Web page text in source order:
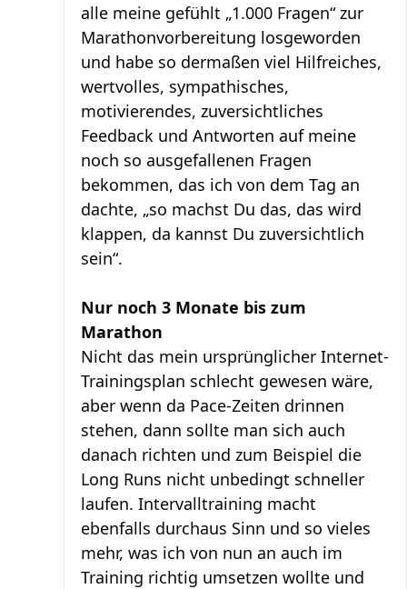
alle meine gefühlt „1.000 Fragen“ zur
Marathonvorbereitung losgeworden
und habe so dermaßen viel Hilfreiches,
wertvolles, sympathisches,
motivierendes, zuversichtliches
Feedback und Antworten auf meine
noch so ausgefallenen Fragen
bekommen, das ich von dem Tag an
dachte, „so machst Du das, das wird
klappen, da kannst Du zuversichtlich
sein“.
Nur noch 3 Monate bis zum
Marathon
Nicht das mein ursprünglicher Internet-
Trainingsplan schlecht gewesen wäre,
aber wenn da Pace-Zeiten drinnen
stehen, dann sollte man sich auch
danach richten und zum Beispiel die
Long Runs nicht unbedingt schneller
laufen. Intervalltraining macht
ebenfalls durchaus Sinn und so vieles
mehr, was ich von nun an auch im
Training richtig umsetzen wollte und